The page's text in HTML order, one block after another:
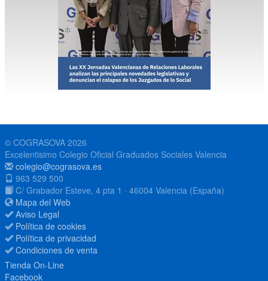
© COGRASOVA 2026
Excelentisimo Colegio Oficial Graduados Sociales Valencia
colegio@cograsova.es
963 529 500
C/ Grabador Esteve, 4 pta 1 · 46004 Valencia (España)
Mapa del Web
Aviso Legal
Política de cookies
Política de privacidad
Condiciones de venta
Tienda On-Line
Facebook